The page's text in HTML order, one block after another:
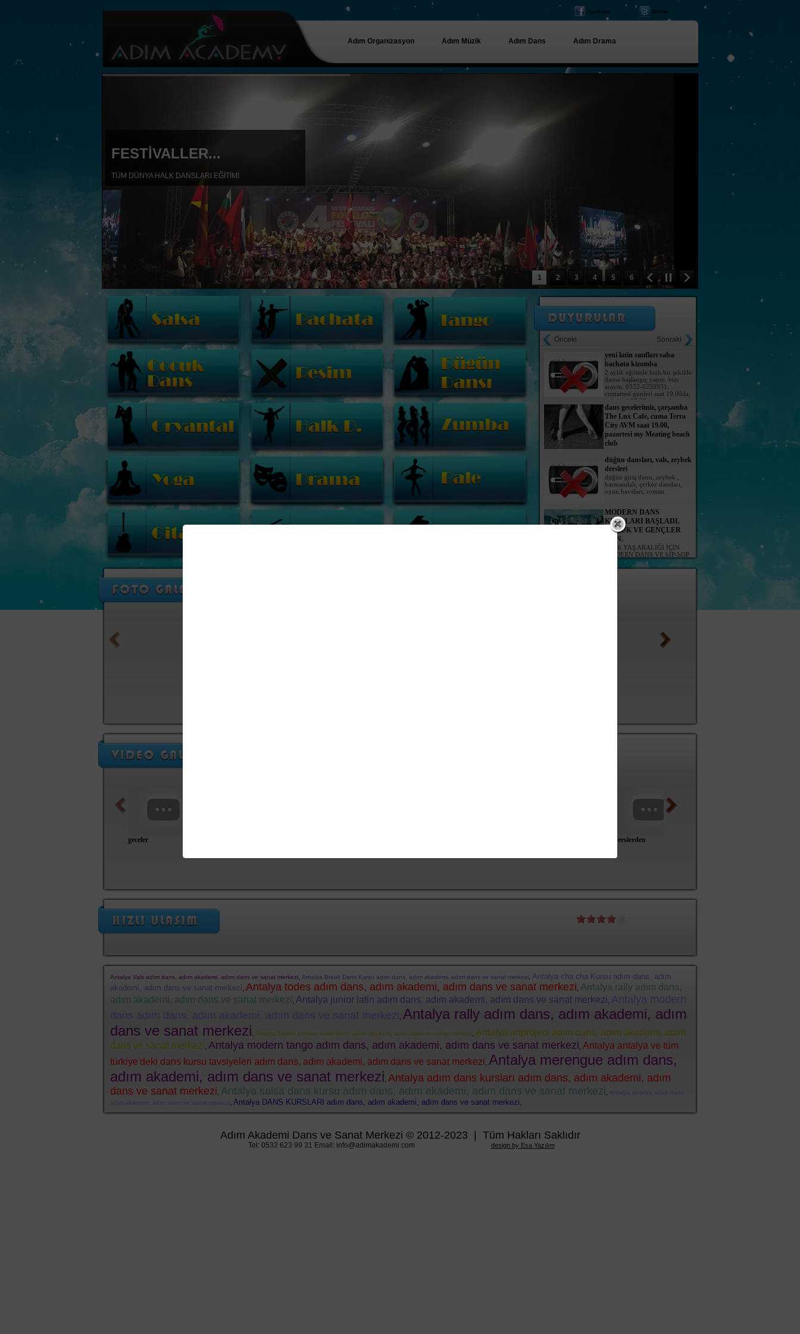
Adım Organizasyon Adım Müzik Adım Dans Adım Drama
FESTİVALLER...
TÜM DÜNYA HALK DANSLARI EĞİTİMİ
1 2 3 4 5 6
Önceki Sonraki
MODERN DANS
KURSLARI BAŞLADI.
ÇOCUK VE GENÇLER
İÇİN.
07-16 YAŞ ARALIĞI İÇİN
MODERN DANS VE hİP-hOP
DERSLERİ AÇILIYOR. hafta içi ve hafta
sonu.AYRINTILI BİLGİ İÇİN: 0242-312-16-16
HALK DANSLARI
FESTİVALİ... ANTALYA -
FOLK DANCE
yeni latin sınıfları salsa
bachata kizomba
2 aylık eğitimle hızlı bir şekilde
dansa başlangıç yapın. bizi
cumartesi günleri saat 19.00da,
pazartesi 20.30, perşembe
19.30
dans gecelerimiz, çarşamba
The Lux Cafe, cuma Terra
City AVM saat 19.00,
pazartesi my Meating beach
club
düğün dansları, vals, zeybek
dersleri
düğün giriş dansı, zeybek ,
harmandalı, çerkez dansları,
MODERN DANS
KURSLARI BAŞLADI.
ÇOCUK VE GENÇLER
07-16 YAŞ ARALIĞI İÇİN
MODERN DANS VE hİP-hOP
DERSLERİ AÇILIYOR. hafta içi ve hafta
sonu.AYRINTILI BİLGİ İÇİN: 0242-312-16-16
HALK DANSLARI
FESTİVALİ... ANTALYA -
FOLK DANCE
geceler derslerden
Antalya Vals adım dans, adım akademi, adım dans ve sanat merkezi, Antalya Break Dans Kursu adım dans, adım akademi, adım dans ve sanat merkezi, Antalya cha cha Kursu adım dans, adım
akademi, adım dans ve sanat merkezi, Antalya todes adım dans, adım akademi, adım dans ve sanat merkezi, Antalya rally adım dans,
adım akademi, adım dans ve sanat merkezi , Antalya junior latin adım dans, adım akademi, adım dans ve sanat merkezi , Antalya modern
, Antalya rally adım dans, adım akademi, adım
dans ve sanat merkezi, Antalya Dance Lesson adım dans, adım akademi, adım dans ve sanat merkezi, Antalya artproject adım dans, adım akademi, adım
dans ve sanat merkezi, Antalya modern tango adım dans, adım akademi, adım dans ve sanat merkezi, Antalya antalya ve tüm
türkiye'deki dans kursu tavsiyeleri adım dans, adım akademi, adım dans ve sanat merkezi, Antalya merengue adım dans,
adım akademi, adım dans ve sanat merkezi, Antalya adım dans kursları adım dans, adım akademi, adım
dans ve sanat merkezi, Antalya salsa dans kursu adım dans, adım akademi, adım dans ve sanat merkezi,
adım akademi, adım dans ve sanat merkezi , Antalya DANS KURSLARI adım dans, adım akademi, adım dans ve sanat merkezi,
Adım Akademi Dans ve Sanat Merkezi © 2012-2023 | Tüm Hakları Saklıdır
Tel: 0532 623 99 31 Email: info@adimakademi.com design by Esa Yazılım